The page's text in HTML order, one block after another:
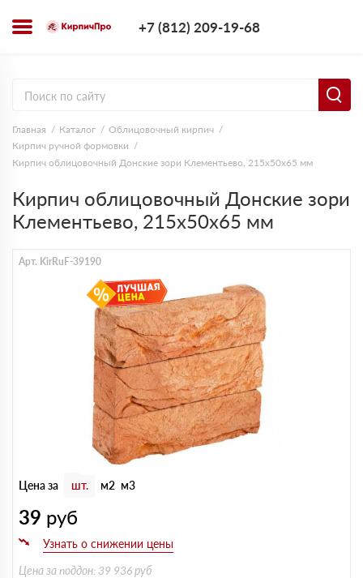
+7 (812) 209-19-68
Главная Каталог
Облицовочный кирпич
Кирпич ручной формовки
Кирпич облицовочный Донские зори Клементьево, 215х50х65 мм
Кирпич облицовочный Донские зори
Клементьево, 215х50х65 мм
Арт. KirRuF-39190
Цена за шт. м2 м3
39 руб
Цена за поддон: 39 936 руб